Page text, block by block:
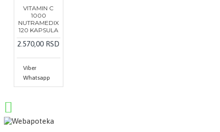
VITAMIN C
1000
NUTRAMEDIX
120 KAPSULA
2.570,00 RSD
Viber
Whatsapp